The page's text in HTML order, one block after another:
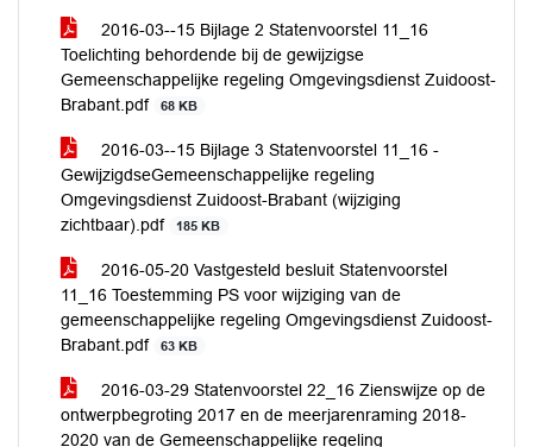
2016-03--15 Bijlage 2 Statenvoorstel 11_16
Toelichting behordende bij de gewijzigse
Gemeenschappelijke regeling Omgevingsdienst Zuidoost-
Brabant.pdf
68 KB
2016-03--15 Bijlage 3 Statenvoorstel 11_16 -
GewijzigdseGemeenschappelijke regeling
Omgevingsdienst Zuidoost-Brabant (wijziging
zichtbaar).pdf
185 KB
2016-05-20 Vastgesteld besluit Statenvoorstel
11_16 Toestemming PS voor wijziging van de
gemeenschappelijke regeling Omgevingsdienst Zuidoost-
Brabant.pdf
63 KB
2016-03-29 Statenvoorstel 22_16 Zienswijze op de
ontwerpbegroting 2017 en de meerjarenraming 2018-
2020 van de Gemeenschappelijke regeling